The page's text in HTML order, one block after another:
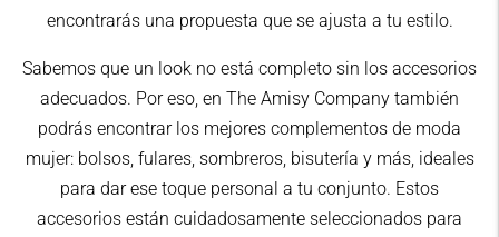
encontrarás una propuesta que se ajusta a tu estilo.
Sabemos que un look no está completo sin los accesorios
adecuados. Por eso, en The Amisy Company también
podrás encontrar los mejores complementos de moda
mujer: bolsos, fulares, sombreros, bisutería y más, ideales
para dar ese toque personal a tu conjunto. Estos
accesorios están cuidadosamente seleccionados para